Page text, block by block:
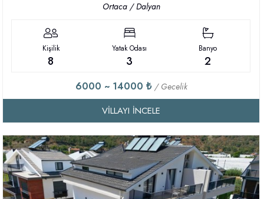
Ortaca / Dalyan
Kişilik
8
Yatak Odası
3
Banyo
2
6000 ~ 14000 ₺ / Gecelik
VILLAYI İNCELE